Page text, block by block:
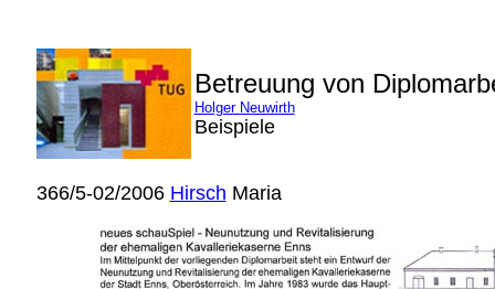
Betreuung von
Holger Neuwirth
Beispiele
366/5-02/2006 Hirsch Maria